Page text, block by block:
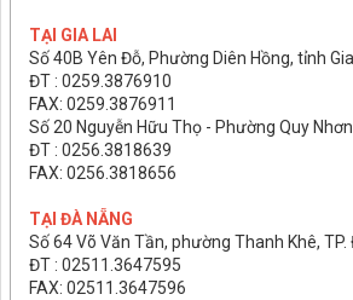
TẠI GIA LAI
Số 40B Yên Đỗ, Phường Diên Hồng, tỉnh
ĐT : 0259.3876910
FAX: 0259.3876911
Số 20 Nguyễn Hữu Thọ - Phường Quy
ĐT : 0256.3818639
FAX: 0256.3818656
TẠI ĐÀ NẴNG
Số 64 Võ Văn Tần, phường Thanh Khê, TP.
ĐT : 02511.3647595
FAX: 02511.3647596